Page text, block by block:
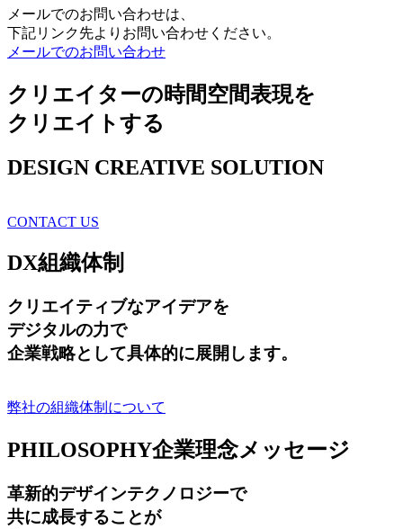
メールでのお問い合わせは、
下記リンク先よりお問い合わせください。
メールでのお問い合わせ
クリエイターの時間空間表現を
クリエイトする
DESIGN CREATIVE SOLUTION
CONTACT US
DX組織体制
クリエイティブなアイデアを
デジタルの力で
企業戦略として具体的に展開します。
弊社の組織体制について
PHILOSOPHY企業理念メッセージ
革新的デザインテクノロジーで
共に成長することが